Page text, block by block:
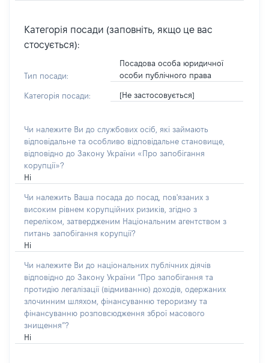
Категорія посади (заповніть, якщо це вас
стосується):
Тип посади:
Посадова особа юридичної
особи публічного права
Категорія посади: [Не застосовується]
Чи належите Ви до службових осіб, які займають
відповідальне та особливо відповідальне становище,
відповідно до Закону України «Про запобігання
корупції»?
Ні
Чи належить Ваша посада до посад, пов'язаних з
високим рівнем корупційних ризиків, згідно з
переліком, затвердженим Національним агентством з
питань запобігання корупції?
Ні
Чи належите Ви до національних публічних діячів
відповідно до Закону України “Про запобігання та
протидію легалізації (відмиванню) доходів, одержаних
злочинним шляхом, фінансуванню тероризму та
фінансуванню розповсюдження зброї масового
знищення”?
Ні